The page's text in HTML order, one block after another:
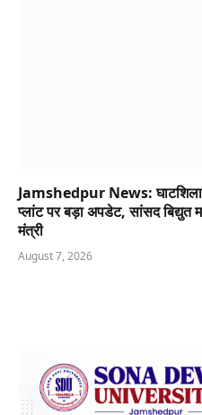
Jamshedpur News: घाटशिला
प्लांट पर बड़ा अपडेट, सांसद
मंत्री
August 7, 2026